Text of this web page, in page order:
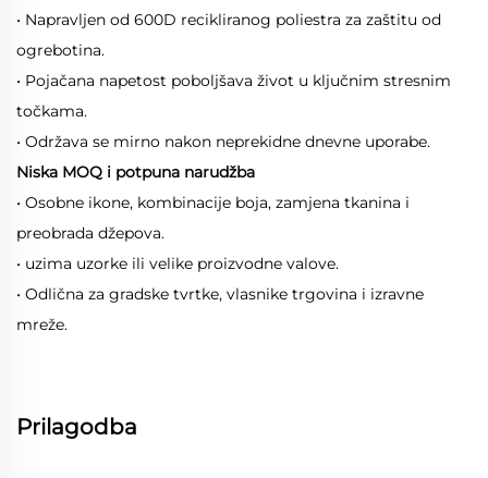
• Napravljen od 600D recikliranog poliestra za zaštitu od
ogrebotina.
• Pojačana napetost poboljšava život u ključnim stresnim
točkama.
• Održava se mirno nakon neprekidne dnevne uporabe.
Niska MOQ i potpuna narudžba
• Osobne ikone, kombinacije boja, zamjena tkanina i
preobrada džepova.
• uzima uzorke ili velike proizvodne valove.
• Odlična za gradske tvrtke, vlasnike trgovina i izravne
mreže.
Prilagodba